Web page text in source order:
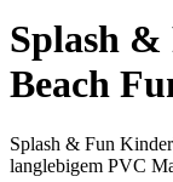
Splash
Beach
Splash & Fun
langlebigem PVC